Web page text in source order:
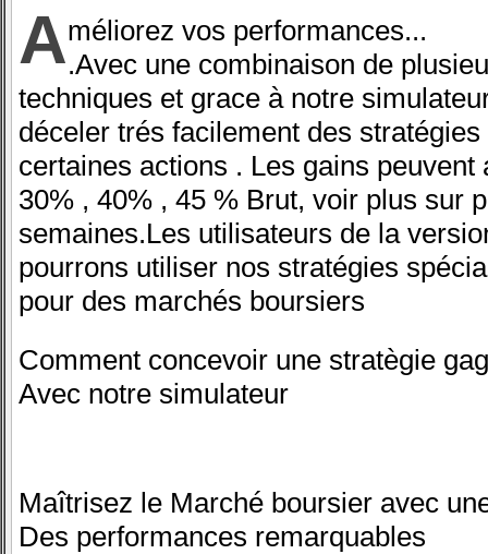
Améliorez vos performances...
.Avec une combinaison de
techniques et grace à notre
déceler trés facilement des
certaines actions . Les gains peuvent
30% , 40% , 45 % Brut, voir plus sur
semaines.Les utilisateurs de la
pourrons utiliser nos stratégies
pour des marchés boursiers
Comment concevoir une stratègie
Avec notre simulateur
Maîtrisez le Marché boursier avec
Des performances remarquables